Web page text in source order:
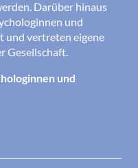
Darüber hinaus
und
und vertreten eigene
Gesellschaft.
und